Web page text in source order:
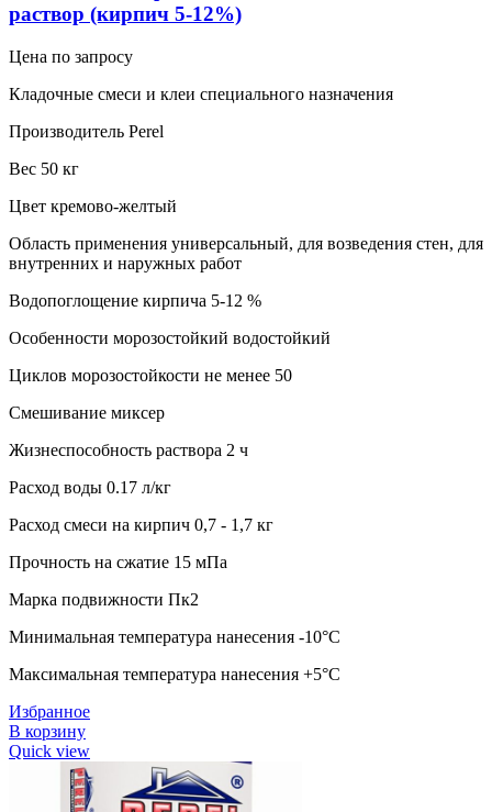
раствор (кирпич 5-12%)
Цена по запросу
Кладочные смеси и клеи специального назначения
Производитель Perel
Вес 50 кг
Цвет кремово-желтый
Область применения универсальный, для возведения стен, для
внутренних и наружных работ
Водопоглощение кирпича 5-12 %
Особенности морозостойкий водостойкий
Циклов морозостойкости не менее 50
Смешивание миксер
Жизнеспособность раствора 2 ч
Расход воды 0.17 л/кг
Расход смеси на кирпич 0,7 - 1,7 кг
Прочность на сжатие 15 мПа
Марка подвижности Пк2
Минимальная температура нанесения -10°C
Максимальная температура нанесения +5°C
Избранное
В корзину
Quick view